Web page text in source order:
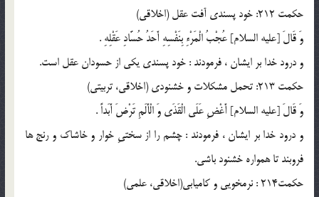
حكمت 212: خود پسندى آفت عقل (اخلاقى)
وَ قَالَ [عليه السلام] عُجْبُ الْمَرْءِ بِنَفْسِهِ أَحَدُ حُسَّادِ عَقْلِهِ .
و درود خدا بر ایشان ، فرمودند : خود پسندى يكى از حسودان عقل است.
حكمت 213: تحمل مشكلات و خشنودى (اخلاقى، تربيتى)
وَ قَالَ [عليه السلام] أَغْضِ عَلَى الْقَذَى وَ الْأَلَمِ تَرْضَ أَبَداً .
و درود خدا بر ایشان ، فرمودند : چشم را از سختيِ خوار و خاشاك و رنج ها
فروبند تا همواره خشنود باشي.
حكمت214 : نرمخويى و كاميابى(اخلاقى، علمى)